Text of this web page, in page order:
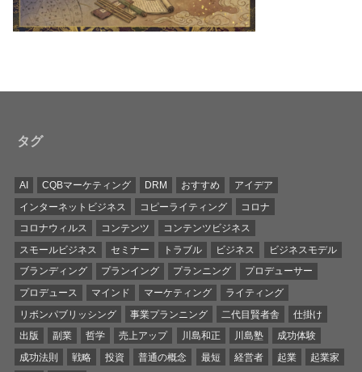
タグ
AI CQBマーケティング DRM おすすめ
アイデア
インターネットビジネス
コピーライティング
コロナ
コロナウィルス
コンテンツ
コンテンツビジネス
スモールビジネス
セミナー トラブル ビジネス
ビジネスモデル
ブランディング
プランイング プランニング
プロデューサー
プロデュース
マインド マーケティング
ライティング
リボンパブリッシング
事業プランニング 二代目賢者舎
仕掛け
出版
副業 哲学 売上アップ 川島和正 川島塾
成功体験
成功法則
戦略 投資 普通の概念 最短 経営者 起業
起業家